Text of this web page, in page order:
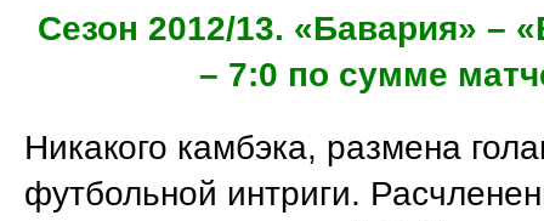
Сезон 2012/13. «Бавария» –
– 7:0 по сумме
Никакого камбэка, размена
футбольной интриги.